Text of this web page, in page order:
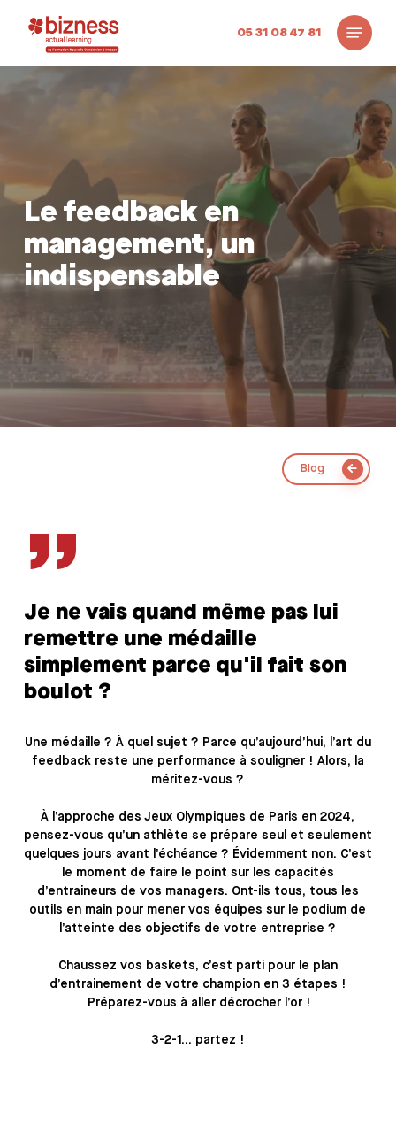
05 31 08 47 81
Menu
Le feedback en
management, un
indispensable
Blog
”
Je ne vais quand même pas lui
remettre une médaille
simplement parce qu'il fait son
boulot ?
Une médaille ? À quel sujet ? Parce qu’aujourd’hui, l’art du
feedback reste une performance à souligner ! Alors, la
méritez-vous ?
À l’approche des Jeux Olympiques de Paris en 2024,
pensez-vous qu’un athlète se prépare seul et seulement
quelques jours avant l’échéance ? Évidemment non. C’est
le moment de faire le point sur les capacités
d’entraineurs de vos managers. Ont-ils tous, tous les
outils en main pour mener vos équipes sur le podium de
l’atteinte des objectifs de votre entreprise ?
Chaussez vos baskets, c’est parti pour le plan
d’entrainement de votre champion en 3 étapes !
Préparez-vous à aller décrocher l’or !
3-2-1… partez !